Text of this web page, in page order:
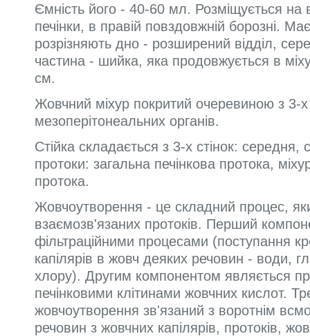
Ємність його - 40-60 мл. Розміщується на
печінки, в правій повздовжній борозні.
розрізняють дно - розширений відділ,
частина - шийка, яка продовжується в
см.
Жовчний міхур покритий очеревиною з 3-х
мезоперітонеальних органів.
Стійка складається з 3-х стінок: середня,
протоки: загальна печінкова протока,
протока.
Жовчоутворення - це складний процес,
взаємозв'язаних протоків. Перший
фільтраційними процеса­ми (поступання
капілярів в жовч деяких речовин - води,
хлору). Другим компонентом являється
печінковими клітинами жовчних кислот.
жовчоутворення зв'язаний з воротнім
речовин з жовчних капілярів, протоків,